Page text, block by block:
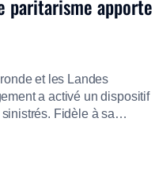
paritarisme apporte
et les Landes
a activé un dispositif
Fidèle à sa